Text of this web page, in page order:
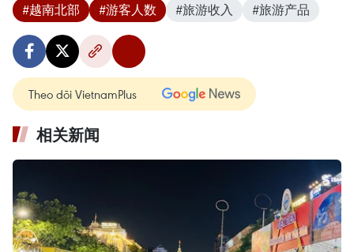
#越南北部 #游客人数 #旅游收入 #旅游产品
Theo dõi VietnamPlus
相关新闻